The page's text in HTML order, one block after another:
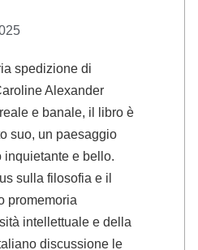
spedizione di
Alexander
e banale, il libro è
suo, un paesaggio
inquietante e bello.
sulla filosofia e il
promemoria
intellettuale e della
discussione le